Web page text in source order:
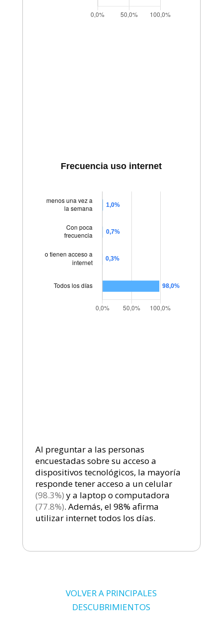
Frecuencia uso internet
Al preguntar a las personas
encuestadas sobre su acceso a
dispositivos tecnológicos, la mayoría
responde tener acceso a un celular
(98.3%) y a laptop o computadora
(77.8%). Además, el 98% afirma
utilizar internet todos los días.
VOLVER A PRINCIPALES
DESCUBRIMIENTOS